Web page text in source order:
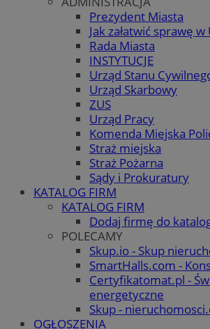
Prezydent Miasta
Jak załatwić sprawę
Rada Miasta
INSTYTUCJE
Urząd Stanu
Urząd Skarbowy
ZUS
Urząd Pracy
Komenda Miejska
Straż miejska
Straż Pożarna
Sądy i Prokuratury
KATALOG FIRM
KATALOG FIRM
Dodaj firmę do
POLECAMY
Skup.io - Skup
SmartHalls.com -
Certyfikatomat.pl -
energetyczne
Skup -
OGŁOSZENIA